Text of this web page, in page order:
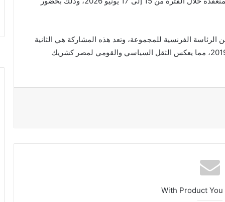
الفرنسية للمجموعة، وتعد هذه المشاركة هي الثانية
لمصر في تاريخ قمم المجموعة بعد قمة “بياريتز” عام 2019، مما يعكس الثقل السياسي والقومي لمصر كشريك
With Product